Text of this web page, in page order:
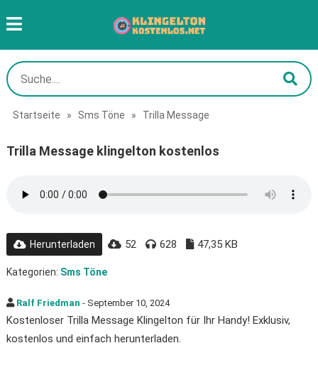
Startseite » Sms Töne » Trilla Message
Trilla Message klingelton kostenlos
Herunterladen 52 628 47,35 KB
Kategorien: Sms Töne
Ralf Friedman - September 10, 2024
Kostenloser Trilla Message Klingelton für Ihr Handy! Exklusiv,
kostenlos und einfach herunterladen.